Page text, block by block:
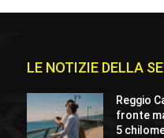
LE NOTIZIE DELLA
Reggio
fronte
5